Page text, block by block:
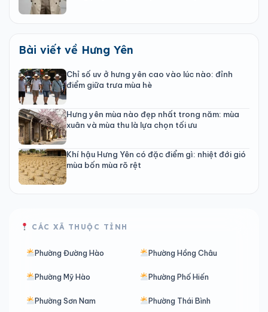
Bài viết về Hưng Yên
Chỉ số uv ở hưng yên cao vào lúc nào: đỉnh
điểm giữa trưa mùa hè
Hưng yên mùa nào đẹp nhất trong năm: mùa
xuân và mùa thu là lựa chọn tối ưu
Khí hậu Hưng Yên có đặc điểm gì: nhiệt đới gió
mùa bốn mùa rõ rệt
CÁC XÃ THUỘC TỈNH
Phường Đường Hào Phường Hồng Châu
Phường Mỹ Hào Phường Phố Hiến
Phường Sơn Nam Phường Thái Bình